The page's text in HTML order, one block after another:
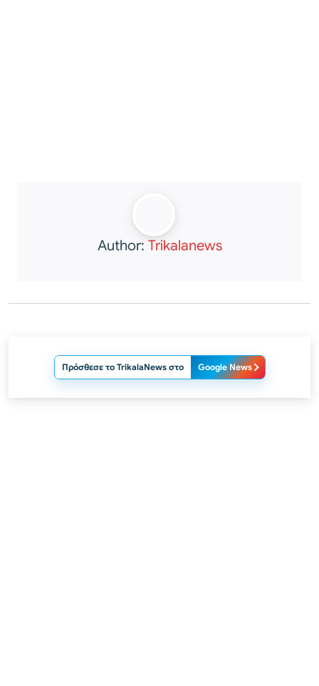
Author: Trikalanews
Πρόσθεσε το TrikalaNews στο Google News